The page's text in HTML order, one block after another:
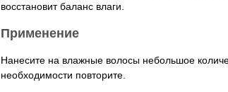
восстановит баланс влаги.
Применение
Нанесите на влажные волосы небольшое
необходимости повторите.